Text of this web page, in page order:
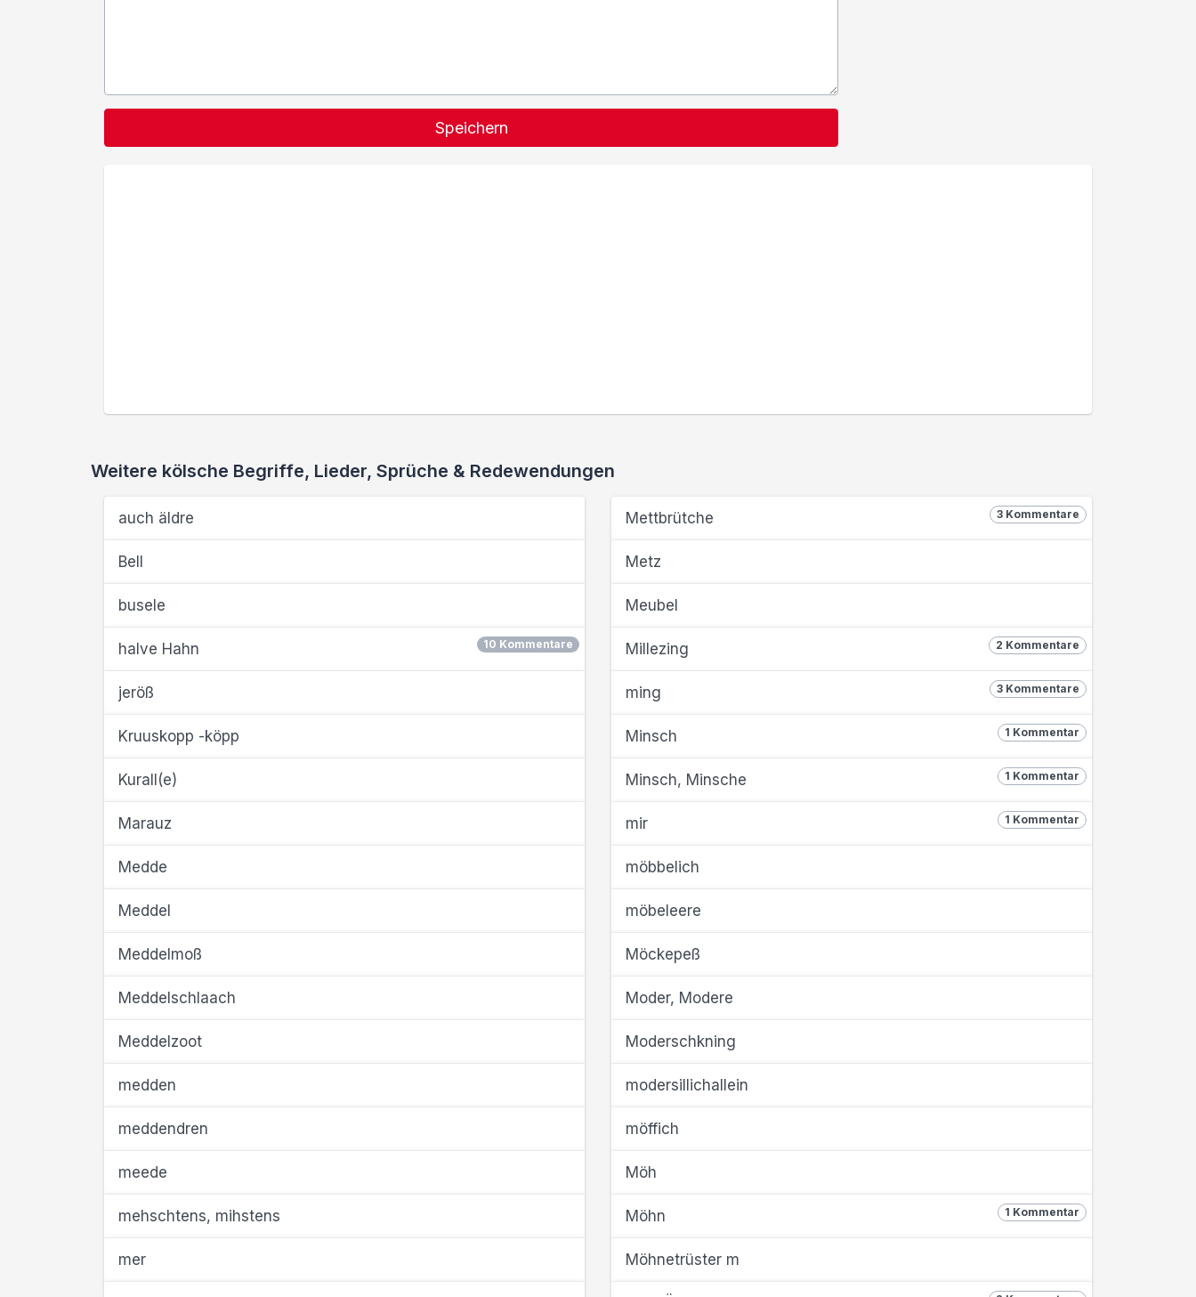
Speichern
Weitere kölsche Begriffe, Lieder, Sprüche & Redewendungen
auch äldre
Bell
busele
10 Kommentare
halve Hahn
jeröß
Kruuskopp -köpp
Kurall(e)
Marauz
Medde
Meddel
Meddelmoß
Meddelschlaach
Meddelzoot
medden
meddendren
meede
mehschtens, mihstens
mer
3 Kommentare
Mettbrütche
Metz
Meubel
2 Kommentare
Millezing
3 Kommentare
ming
1 Kommentar
Minsch
1 Kommentar
Minsch, Minsche
1 Kommentar
mir
möbbelich
möbeleere
Möckepeß
Moder, Modere
Moderschkning
modersillichallein
möffich
Möh
1 Kommentar
Möhn
Möhnetrüster m